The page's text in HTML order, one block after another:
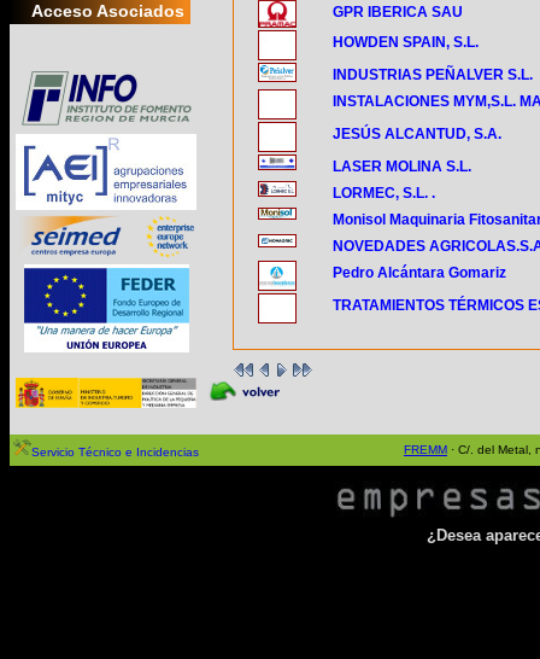
Acceso Asociados
GPR IBERICA SAU
HOWDEN SPAIN, S.L.
INDUSTRIAS PEÑALVER S.L.
INSTALACIONES MYM,S.L.
JESÚS ALCANTUD, S.A.
LASER MOLINA S.L.
LORMEC, S.L. .
Monisol Maquinaria
NOVEDADES
Pedro Alcántara Gomariz
TRATAMIENTOS TÉRMICOS
Servicio Técnico e Incidencias FREMM · C/. del Metal,
¿Desea